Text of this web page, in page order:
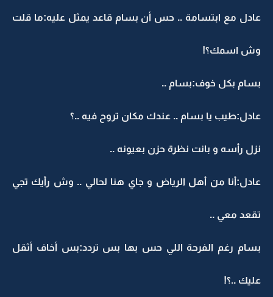
عادل مع ابتسامة .. حس أن بسام قاعد يمثل عليه:ما قلت
وش اسمك؟!
بسام بكل خوف:بسام ..
عادل:طيب يا بسام .. عندك مكان تروح فيه ..؟
نزل رأسه و بانت نظرة حزن بعيونه ..
عادل:أنا من أهل الرياض و جاي هنا لحالي .. وش رأيك تجي
تقعد معي ..
بسام رغم الفرحة اللي حس بها بس تردد:بس أخاف أثقل
عليك ..؟!